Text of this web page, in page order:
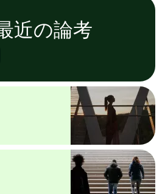
近の論考